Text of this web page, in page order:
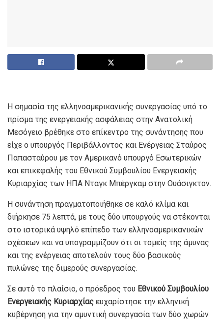
Η σημασία της ελληνοαμερικανικής συνεργασίας υπό το
πρίσμα της ενεργειακής ασφάλειας στην Ανατολική
Μεσόγειο βρέθηκε στο επίκεντρο της συνάντησης που
είχε ο υπουργός Περιβάλλοντος και Ενέργειας Σταύρος
Παπασταύρου με τον Αμερικανό υπουργό Εσωτερικών
και επικεφαλής του Εθνικού Συμβουλίου Ενεργειακής
Κυριαρχίας των ΗΠΑ Νταγκ Μπέργκαμ στην Ουάσιγκτον.
Η συνάντηση πραγματοποιήθηκε σε καλό κλίμα και
διήρκησε 75 λεπτά, με τους δύο υπουργούς να στέκονται
στο ιστορικά υψηλό επίπεδο των ελληνοαμερικανικών
σχέσεων και να υπογραμμίζουν ότι οι τομείς της άμυνας
και της ενέργειας αποτελούν τους δύο βασικούς
πυλώνες της διμερούς συνεργασίας.
Σε αυτό το πλαίσιο, ο πρόεδρος του Εθνικού Συμβουλίου
Ενεργειακής Κυριαρχίας ευχαρίστησε την ελληνική
κυβέρνηση για την αμυντική συνεργασία των δύο χωρών